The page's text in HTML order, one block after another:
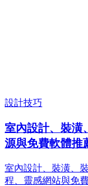
設計技巧
室內設計、裝潢
源與免費軟體推
室內設計、裝潢、
程、靈感網站與免